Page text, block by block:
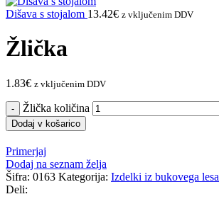
Dišava s stojalom 13.42€ z vključenim DDV
Žlička
1.83€ z vključenim DDV
Žlička količina
Dodaj v košarico
Primerjaj
Dodaj na seznam želja
Šifra: 0163 Kategorija: Izdelki iz bukovega lesa
Deli: